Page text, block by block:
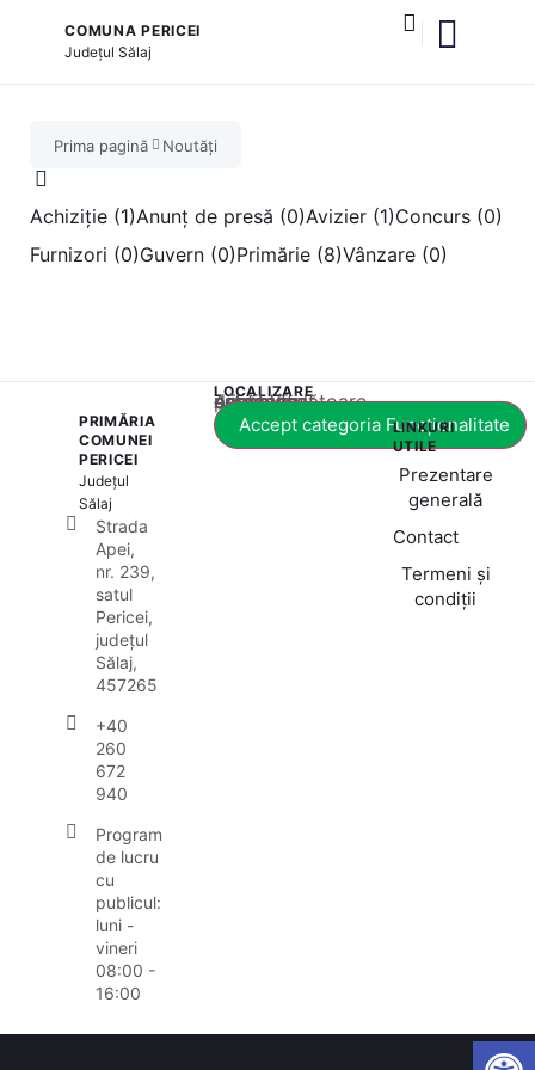
COMUNA PERICEI
JudețulSălaj
Prima pagină Noutăți
Achiziție (1)Anunț de presă (0)Avizier (1)Concurs (0)
Furnizori (0)Guvern (0)Primărie (8)Vânzare (0)
PRIMĂRIA
COMUNEI
PERICEI
Județul
Sălaj
Strada
Apei,
nr. 239,
satul
Pericei,
județul
Sălaj,
457265
+40
260
672
940
Program
de lucru
cu
publicul:
luni -
vineri
08:00 -
16:00
LOCALIZARE
Acest conținut este blocat până când acceptați categoria corespunzătoare de cookie-uri.
Accept categoria Funcționalitate
LINKURI
UTILE
Prezentare
generală
Contact
Termeni și
condiții